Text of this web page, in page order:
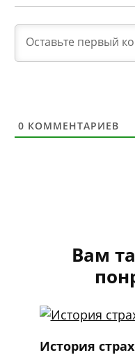
0 КОММЕНТАРИЕВ
Вам
История